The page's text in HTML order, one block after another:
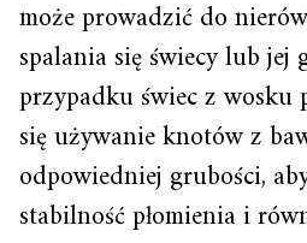
może prowadzić do
spalania się świecy lub jej
przypadku świec z wosku
się używanie knotów z
odpowiedniej grubości,
stabilność płomienia i